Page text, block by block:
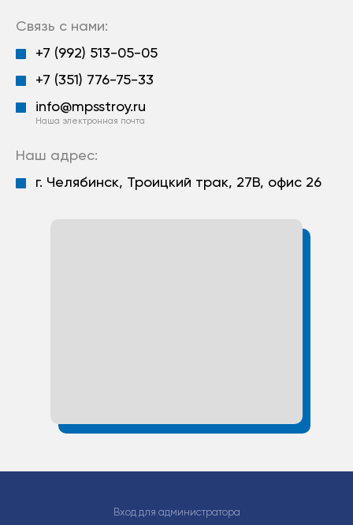
Связь с нами:
+7 (992) 513-05-05
+7 (351) 776-75-33
info@mpsstroy.ru
Наша электронная почта
Наш адрес:
г. Челябинск, Троицкий трак, 27В, офис 26
Вход для администратора